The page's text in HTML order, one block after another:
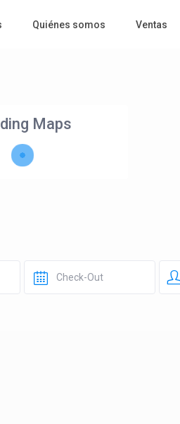
Quiénes somos Ventas
Maps